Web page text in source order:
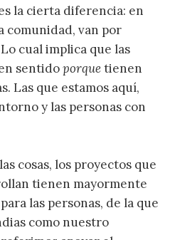
la cierta diferencia: en
comunidad, van por
cual implica que las
sentidoporquetienen
Las que estamos aquí,
y las personas con
cosas, los proyectos que
tienen mayormente
las personas, de la que
como nuestro